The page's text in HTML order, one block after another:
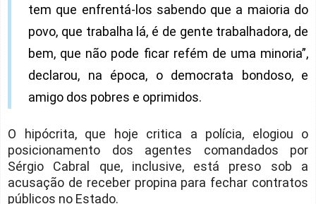
tem que enfrentá-los sabendo que a maioria do
povo, que trabalha lá, é de gente trabalhadora, de
bem, que não pode ficar refém de uma minoria”,
declarou, na época, o democrata bondoso, e
amigo dos pobres e oprimidos.
O hipócrita, que hoje critica a polícia, elogiou o
posicionamento dos agentes comandados por
Sérgio Cabral que, inclusive, está preso sob a
acusação de receber propina para fechar contratos
públicos no Estado.